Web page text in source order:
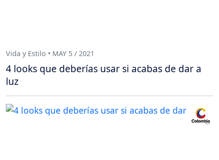
Vida y Estilo • MAY 5 / 2021
4 looks que deberías usar si acabas de dar a
luz